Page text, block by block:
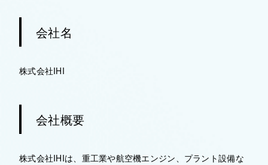
会社名
株式会社IHI
会社概要
株式会社IHIは、重工業や航空機エンジン、プラント設備な